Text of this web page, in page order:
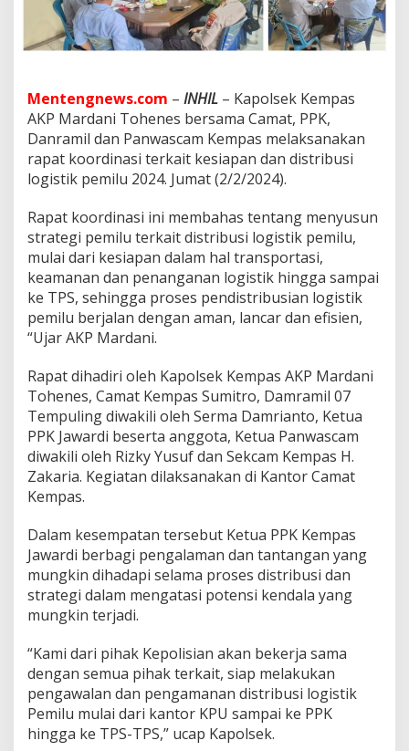
a
n
P
w
a
s
a
m
e
l
k
s
a
n
n
R
a
p
a
t
K
i
a
p
a
n
s
t
i
k
P
Mentengnews.com – INHIL – Kapolsek Kempas
AKP Mardani Tohenes bersama Camat, PPK,
Danramil dan Panwascam Kempas melaksanakan
rapat koordinasi terkait kesiapan dan distribusi
logistik pemilu 2024. Jumat (2/2/2024).
Rapat koordinasi ini membahas tentang menyusun
strategi pemilu terkait distribusi logistik pemilu,
mulai dari kesiapan dalam hal transportasi,
keamanan dan penanganan logistik hingga sampai
ke TPS, sehingga proses pendistribusian logistik
pemilu berjalan dengan aman, lancar dan efisien,
“Ujar AKP Mardani.
Rapat dihadiri oleh Kapolsek Kempas AKP Mardani
Tohenes, Camat Kempas Sumitro, Damramil 07
Tempuling diwakili oleh Serma Damrianto, Ketua
PPK Jawardi beserta anggota, Ketua Panwascam
diwakili oleh Rizky Yusuf dan Sekcam Kempas H.
Zakaria. Kegiatan dilaksanakan di Kantor Camat
Kempas.
Dalam kesempatan tersebut Ketua PPK Kempas
Jawardi berbagi pengalaman dan tantangan yang
mungkin dihadapi selama proses distribusi dan
strategi dalam mengatasi potensi kendala yang
mungkin terjadi.
“Kami dari pihak Kepolisian akan bekerja sama
dengan semua pihak terkait, siap melakukan
pengawalan dan pengamanan distribusi logistik
Pemilu mulai dari kantor KPU sampai ke PPK
hingga ke TPS-TPS,” ucap Kapolsek.